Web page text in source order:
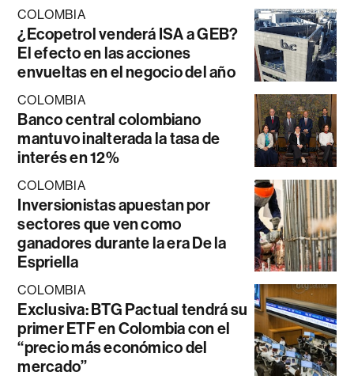
COLOMBIA
¿Ecopetrol venderá ISA a GEB?
El efecto en las acciones
envueltas en el negocio del año
COLOMBIA
Banco central colombiano
mantuvo inalterada la tasa de
interés en 12%
COLOMBIA
Inversionistas apuestan por
sectores que ven como
ganadores durante la era De la
Espriella
COLOMBIA
Exclusiva: BTG Pactual tendrá su
primer ETF en Colombia con el
“precio más económico del
mercado”